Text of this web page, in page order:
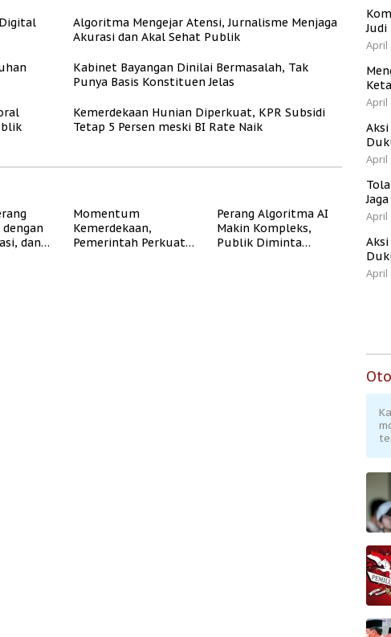
Algoritma Mengejar Atensi, Jurnalisme Menjaga
Akurasi dan Akal Sehat Publik
Kabinet Bayangan Dinilai Bermasalah, Tak
Punya Basis Konstituen Jelas
Kemerdekaan Hunian Diperkuat, KPR Subsidi
Tetap 5 Persen meski BI Rate Naik
dan
Momentum
Kemerdekaan,
Pemerintah Perkuat
Perang Algoritma AI
Makin Kompleks,
Publik Diminta
Judi
April
April
April
April
April